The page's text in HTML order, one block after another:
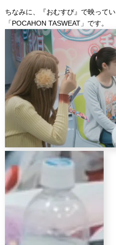
ちなみに、『おむすび』で映って
「POCAHON TASWEAT」です。